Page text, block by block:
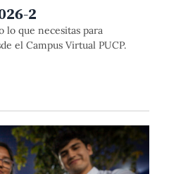
2
lo que necesitas para
el Campus Virtual PUCP.